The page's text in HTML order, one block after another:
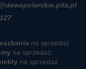
na sprzedaż
na sprzedaż
na sprzedaż